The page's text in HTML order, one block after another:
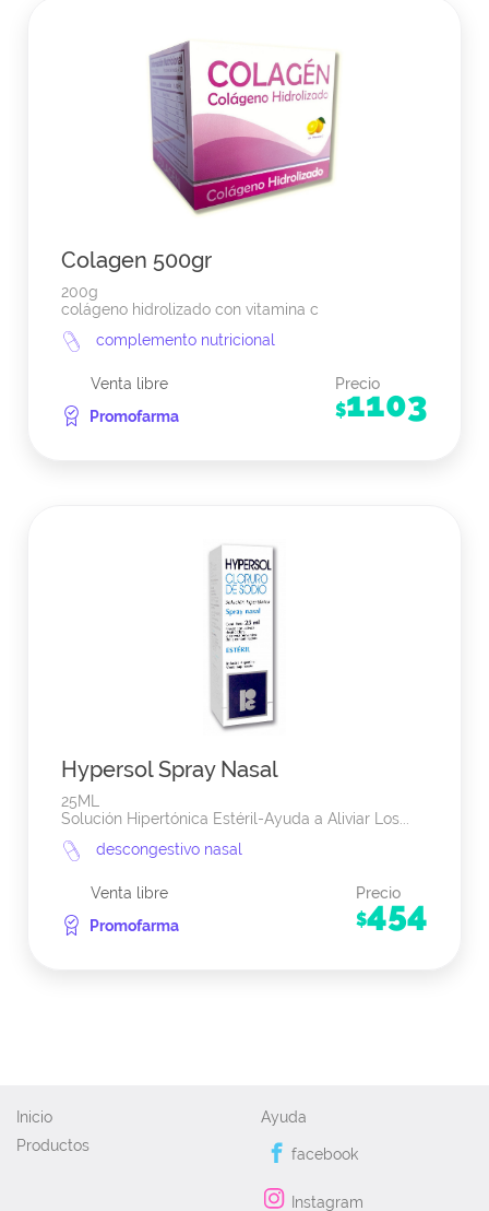
Colagen 500gr
200g
colágeno hidrolizado con vitamina c
complemento nutricional
Venta libre
Promofarma
Precio
$1103
Hypersol Spray Nasal
25ML
Solución Hipertónica Estéril-Ayuda a Aliviar Los...
descongestivo nasal
Venta libre
Promofarma
Precio
$454
Inicio
Productos
Ayuda
facebook
Instagram